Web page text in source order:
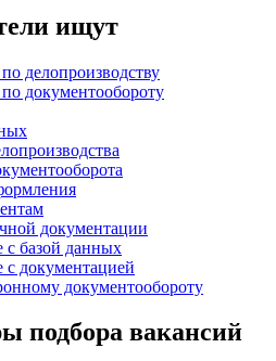
ищут
делопроизводству
документообороту
документации
с базой данных
с документацией
документообороту
подбора вакансий